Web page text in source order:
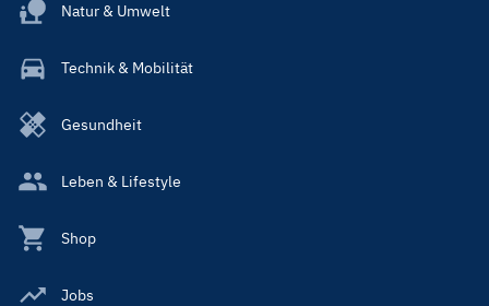
Natur & Umwelt
Technik & Mobilität
Gesundheit
Leben & Lifestyle
Shop
Jobs